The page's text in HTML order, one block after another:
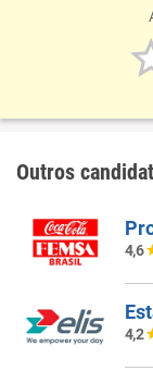
Outros
4,6
4,2